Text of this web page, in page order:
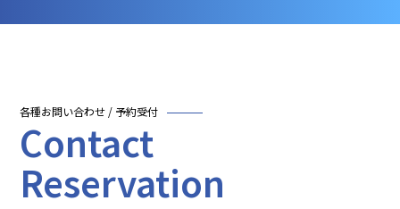
各種お問い合わせ / 予約受付
Contact
Reservation